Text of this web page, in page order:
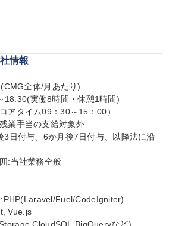
情報
全体/月あたり)
18:30(実働8時間・休憩1時間)
アタイム09：30～15：00）
業手当の支給対象外
3日付与、6か月後7日付与、以降法に沿
:当社業務全般
Fuel/CodeIgniter)
Vue.js